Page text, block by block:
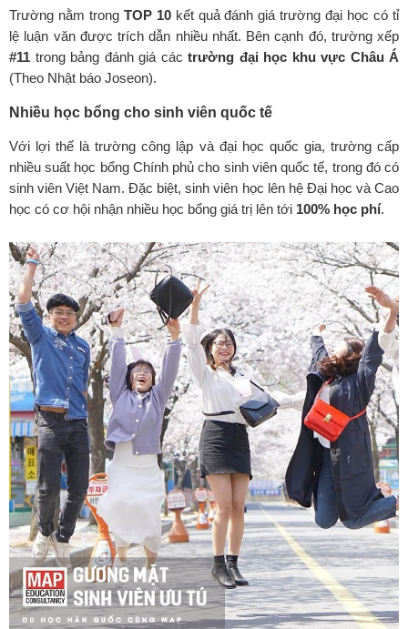
Trường nằm trong TOP 10kết quả đánh giá trường đại học có tỉ
lệ luận văn được trích dẫn nhiều nhất. Bên cạnh đó, trường xếp
#11 trong bảng đánh giá các trường đại học khu vực Châu Á
(Theo Nhật báo Joseon).
Nhiều học bổng cho sinh viên quốc tế
Với lợi thế là trường công lập và đại học quốc gia, trường cấp
nhiều suất học bổng Chính phủ cho sinh viên quốc tế, trong đó có
sinh viên Việt Nam. Đặc biệt, sinh viên học lên hệ Đại học và Cao
học có cơ hội nhận nhiều học bổng giá trị lên tới 100% học phí.